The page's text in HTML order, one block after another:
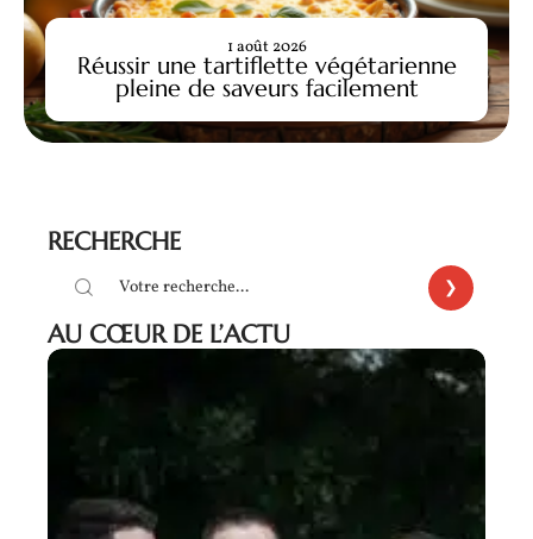
Réussir une tartiflette végétarienne
pleine de saveurs facilement
1 août 2026
RECHERCHE
AU CŒUR DE L’ACTU